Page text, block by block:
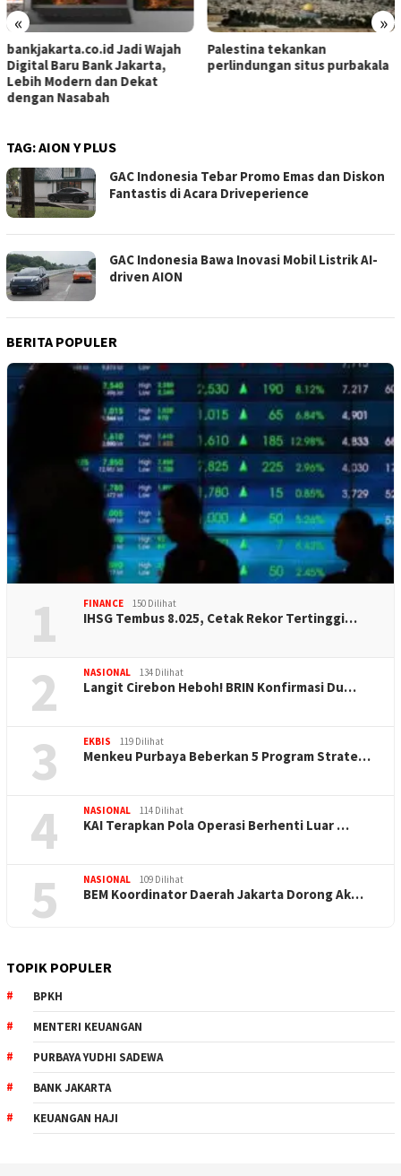
« »
bankjakarta.co.id Jadi Wajah
Digital Baru Bank Jakarta,
Lebih Modern dan Dekat
dengan Nasabah
Palestina tekankan
perlindungan situs purbakala
TAG:AION Y PLUS
GAC Indonesia Tebar Promo Emas dan Diskon
Fantastis di Acara Driveperience
GAC Indonesia Bawa Inovasi Mobil Listrik AI-
driven AION
BERITA POPULER
1 FINANCE 150 Dilihat
IHSG Tembus 8.025, Cetak Rekor Tertinggi…
2 NASIONAL 134 Dilihat
Langit Cirebon Heboh! BRIN Konfirmasi Du…
3 EKBIS 119 Dilihat
Menkeu Purbaya Beberkan 5 Program Strate…
4 NASIONAL 114 Dilihat
KAI Terapkan Pola Operasi Berhenti Luar …
5 NASIONAL 109 Dilihat
BEM Koordinator Daerah Jakarta Dorong Ak…
TOPIK POPULER
BPKH
MENTERI KEUANGAN
PURBAYA YUDHI SADEWA
BANK JAKARTA
KEUANGAN HAJI